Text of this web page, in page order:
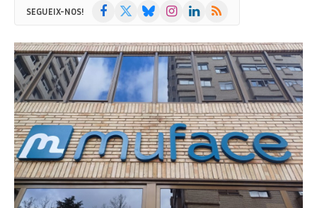
SEGUEIX-NOS! Facebook BlueskyInstagramLinkedIn
RSS